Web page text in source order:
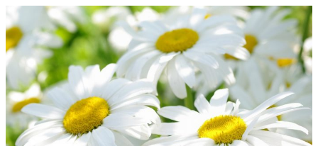
Перейти
к
содержимому